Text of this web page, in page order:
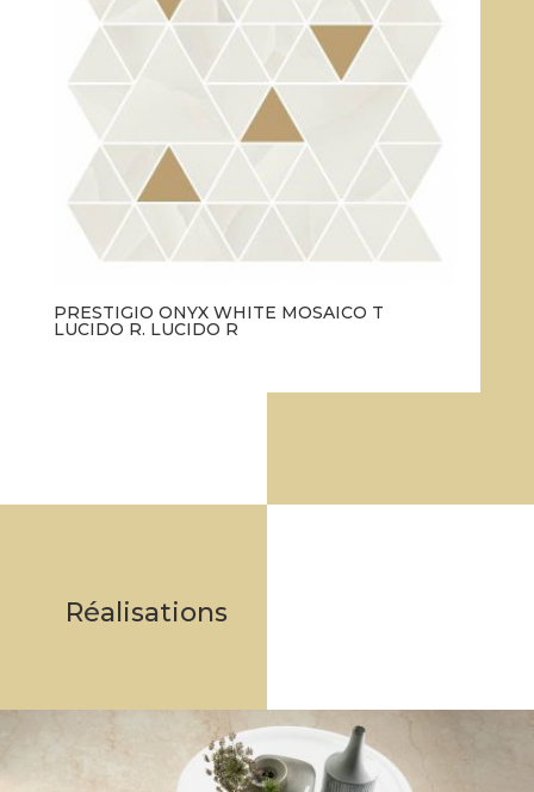
PRESTIGIO ONYX WHITE MOSAICO T
LUCIDO R. LUCIDO R
Réalisations